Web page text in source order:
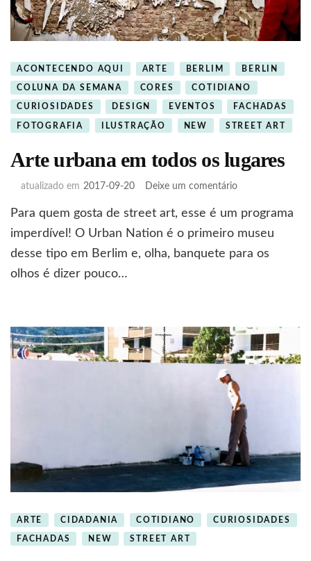
ACONTECENDO AQUI ARTE BERLIM BERLIN
COLUNA DA SEMANA CORES COTIDIANO
CURIOSIDADES DESIGN EVENTOS FACHADAS
FOTOGRAFIA ILUSTRAÇÃO NEW STREET ART
Arte urbana em todos os lugares
atualizado em 2017-09-20 Deixe um comentárioem
urbana
em
os
Para quem gosta de street art, esse é um programa
imperdível! O Urban Nation é o primeiro museu
desse tipo em Berlim e, olha, banquete para os
olhos é dizer pouco…
ARTE CIDADANIA COTIDIANO CURIOSIDADES
FACHADAS NEW STREET ART